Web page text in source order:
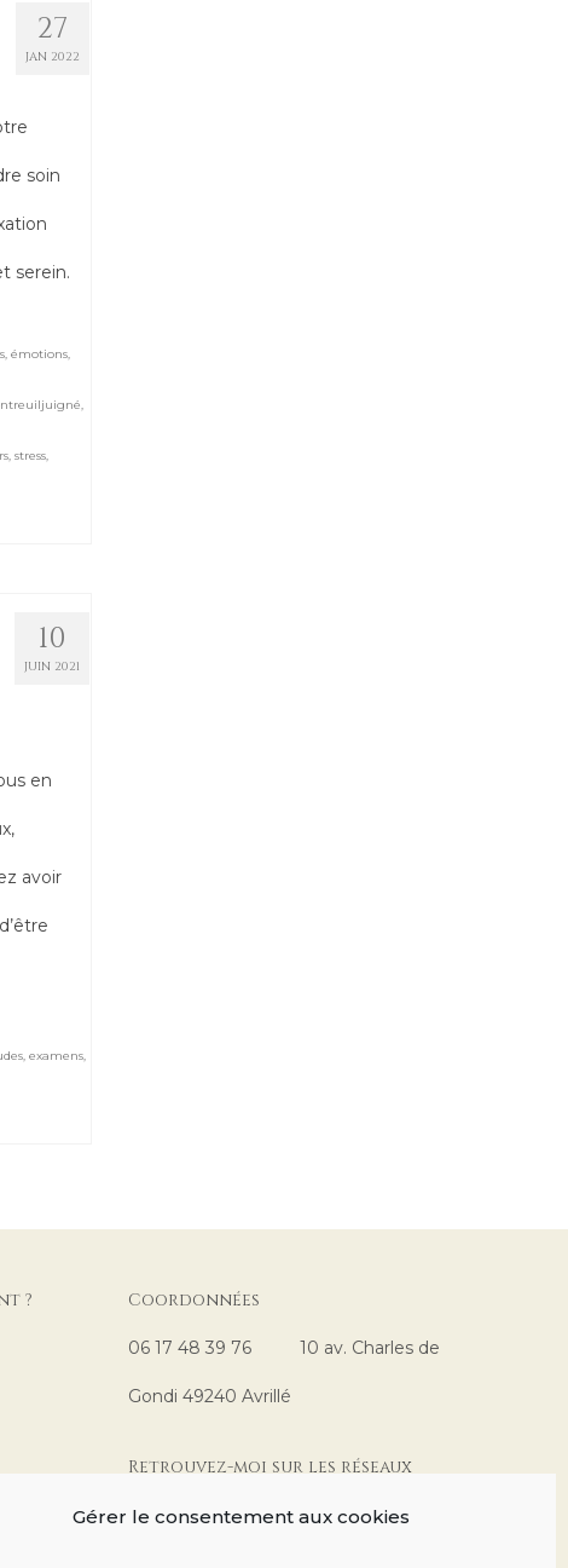
Gérer le consentement aux cookies
27
JAN 2022
soin
serein.
, émotions,
,
, stress,
10
JUIN 2021
en
avoir
, examens,
? Coordonnées
06 17 48 39 76 10 av. Charles de
Gondi 49240 Avrillé
Retrouvez-moi sur les réseaux